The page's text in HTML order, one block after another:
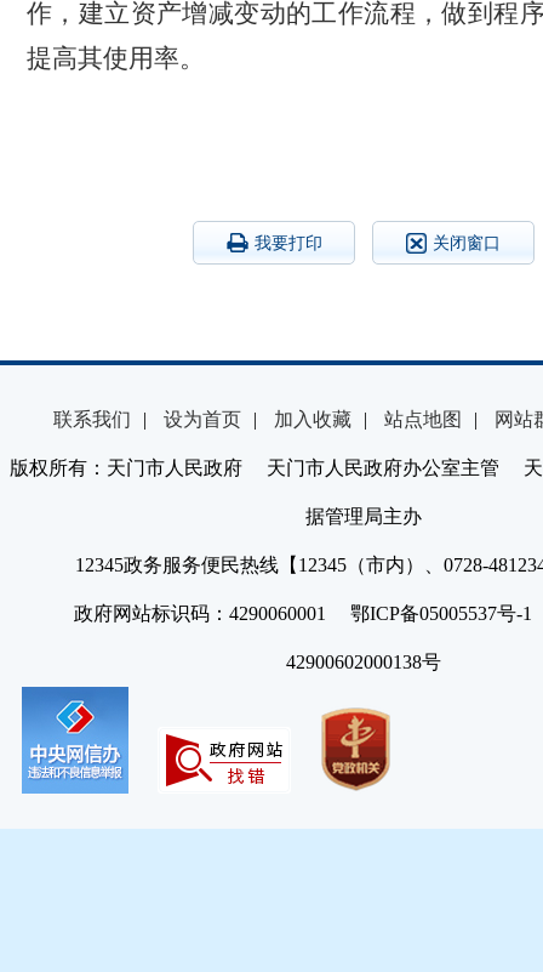
作，建立资产增减变动的工作流程，做到程
提高其使用率。
我要打印 关闭窗口
联系我们 | 设为首页 | 加入收藏 | 站点地图 | 网站
版权所有：天门市人民政府 天门市人民政府办公室主管 天
据管理局主办
12345政务服务便民热线【12345（市内）、0728-
政府网站标识码：4290060001 鄂ICP备05005537号
42900602000138号